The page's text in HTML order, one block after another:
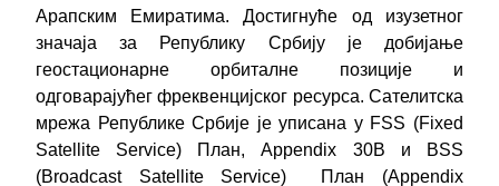
Арапским Емиратима. Достигнуће од изузетног
значаја за Републику Србију је добијање
геостационарне орбиталне позиције и
одговарајућег фреквенцијског ресурса. Сателитска
мрежа Републике Србије је уписана у FSS (Fixed
Satellite Service) План, Appendix 30B и BSS
(Broadcast Satellite Service) План (Appendix